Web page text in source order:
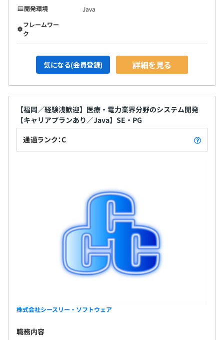
開発環境
Java
フレームワー
ク
気になる(会員登録) 詳細を見る
【福岡／経験浅歓迎】医療・電力業界分野のシステム開発
【キャリアプランあり／Java】SE・PG
通過ランク：C
株式会社シースリー・ソフトウェア
職務内容